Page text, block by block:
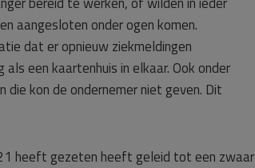
aangesloten onder ogen komen.
dat er opnieuw ziekmeldingen
een kaartenhuis in elkaar. Ook onder
kon de ondernemer niet geven. Dit
heeft gezeten heeft geleid tot een zwaar